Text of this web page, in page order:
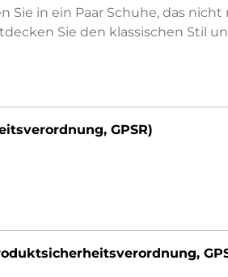
Sie in ein Paar Schuhe, das
Sie den klassischen Stil
GPSR)